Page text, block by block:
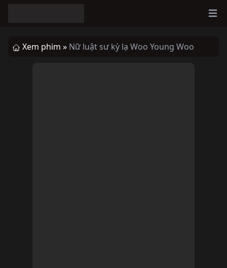
Xem phim » Nữ luật sư kỳ lạ Woo Young Woo